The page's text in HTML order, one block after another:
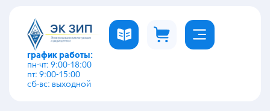
график работы:
пн-чт: 9:00-18:00
пт: 9:00-15:00
сб-вс: выходной